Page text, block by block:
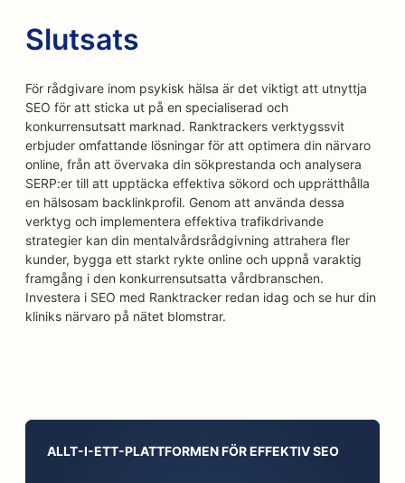
Slutsats
För rådgivare inom psykisk hälsa är det viktigt att utnyttja
SEO för att sticka ut på en specialiserad och
konkurrensutsatt marknad. Ranktrackers verktygssvit
erbjuder omfattande lösningar för att optimera din närvaro
online, från att övervaka din sökprestanda och analysera
SERP:er till att upptäcka effektiva sökord och upprätthålla
en hälsosam backlinkprofil. Genom att använda dessa
verktyg och implementera effektiva trafikdrivande
strategier kan din mentalvårdsrådgivning attrahera fler
kunder, bygga ett starkt rykte online och uppnå varaktig
framgång i den konkurrensutsatta vårdbranschen.
Investera i SEO med Ranktracker redan idag och se hur din
kliniks närvaro på nätet blomstrar.
ALLT-I-ETT-PLATTFORMEN FÖR EFFEKTIV SEO